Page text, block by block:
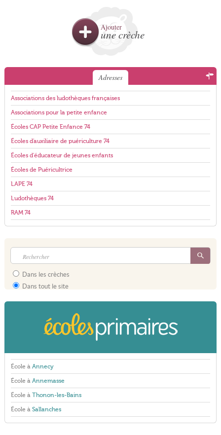
Ajouter
une crèche
Adresses
Associations des ludothèques françaises
Associations pour la petite enfance
Écoles CAP Petite Enfance 74
Écoles d'auxiliaire de puériculture 74
Écoles d'éducateur de jeunes enfants
Écoles de Puéricultrice
LAPE 74
Ludothèques 74
RAM 74
Dans les crèches
Dans tout le site
École à Annecy
École à Annemasse
École à Thonon-les-Bains
École à Sallanches